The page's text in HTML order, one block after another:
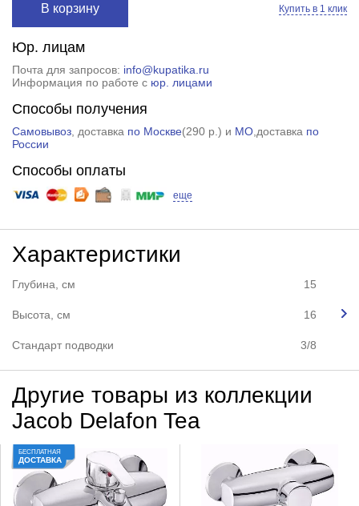
В корзину Купить в 1 клик
Юр. лицам
Почта для запросов: info@kupatika.ru
Информация по работе с юр. лицами
Способы получения
Самовывоз, доставка по Москве(290 р. ) и МО,доставка по
России
Способы оплаты
еще
Характеристики
Глубина, см 15
Высота, см 16
Стандарт подводки 3/8
Другие товары из коллекции
Jacob Delafon Tea
БЕСПЛАТНАЯ
ДОСТАВКА